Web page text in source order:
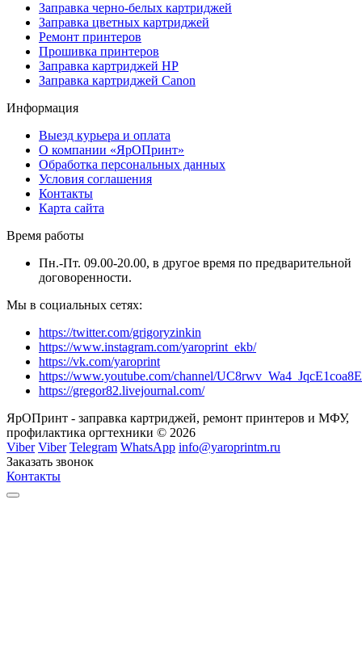
Заправка черно-белых картриджей
Заправка цветных картриджей
Ремонт принтеров
Прошивка принтеров
Заправка картриджей HP
Заправка картриджей Canon
Информация
Выезд курьера и оплата
О компании «ЯрОПринт»
Обработка персональных данных
Условия соглашения
Контакты
Карта сайта
Время работы
Пн.-Пт. 09.00-20.00, в другое время по предварительной
договоренности.
Мы в социальных сетях:
https://twitter.com/grigoryzinkin
https://www.instagram.com/yaroprint_ekb/
https://vk.com/yaroprint
https://www.youtube.com/channel/
https://gregor82.livejournal.com/
ЯрОПринт - заправка картриджей, ремонт принтеров и МФУ,
профилактика оргтехники © 2026
Viber Viber Telegram WhatsApp info@yaroprintm.ru
Заказать звонок
Контакты